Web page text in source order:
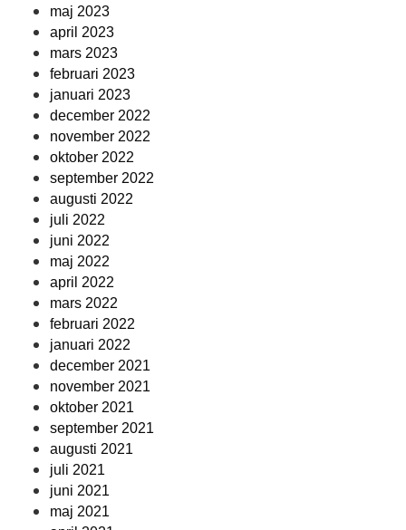
maj 2023
april 2023
mars 2023
februari 2023
januari 2023
december 2022
november 2022
oktober 2022
september 2022
augusti 2022
juli 2022
juni 2022
maj 2022
april 2022
mars 2022
februari 2022
januari 2022
december 2021
november 2021
oktober 2021
september 2021
augusti 2021
juli 2021
juni 2021
maj 2021